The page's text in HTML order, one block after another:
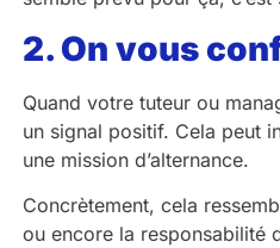
2. On vous
Quand votre tuteur ou
un signal positif. Cela peut
une mission d’alternance.
Concrètement, cela
ou encore la responsabilité